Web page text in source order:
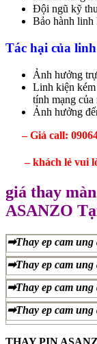
Đội ngũ kỹ
Bảo hành linh
Tác hại của
Ảnh hưởng
Linh kiện kém
tính mạng
Ảnh hưởng
– Giá call:
– khách lẻ vui
giá thay
ASANZO
➡Thay ep cam ung
➡Thay ep cam
➡Thay ep cam
➡Thay ep cam
THAY PIN